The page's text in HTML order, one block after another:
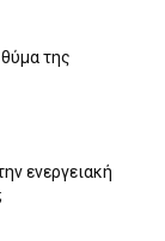
της
ενεργειακή